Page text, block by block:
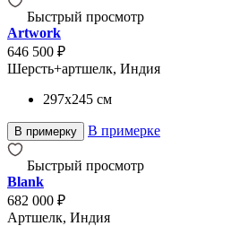
Быстрый просмотр
Artwork
646 500 ₽
Шерсть+артшелк, Индия
297x245 см
В примерку В примерке
Быстрый просмотр
Blank
682 000 ₽
Артшелк, Индия